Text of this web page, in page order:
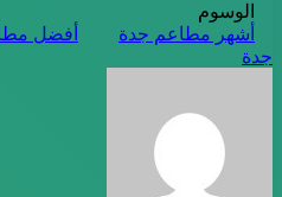
الوسوم
أشهر مطاعم جدة
أفضل
جدة